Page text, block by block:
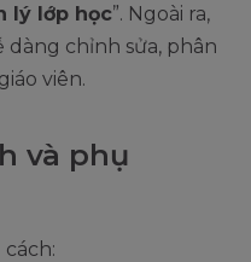
lý lớp học”. Ngoài ra,
chỉnh sửa, phân
viên.
và phụ